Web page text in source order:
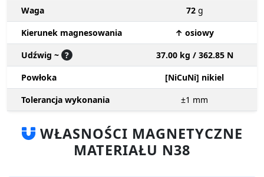
Waga
72 g
Kierunek magnesowania
↑ osiowy
Udźwig ~ ?
37.00 kg / 362.85 N
Powłoka
[NiCuNi] nikiel
Tolerancja wykonania
±1 mm
WŁASNOŚCI MAGNETYCZNE
MATERIAŁU N38